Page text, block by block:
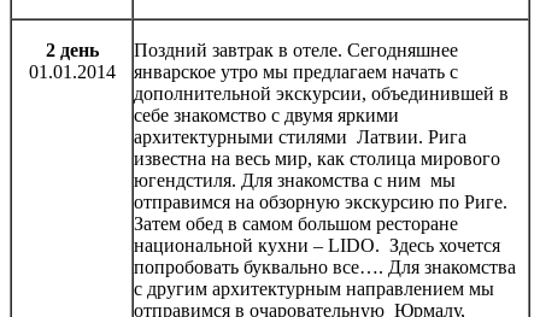
2 день
01.01.2014
Поздний завтрак в отеле. Сегодняшнее
январское утро мы предлагаем начать с
дополнительной экскурсии, объединившей в
себе знакомство с двумя яркими
архитектурными стилями Латвии. Рига
известна на весь мир, как столица мирового
югендстиля. Для знакомства с ним мы
отправимся на обзорную экскурсию по Риге.
Затем обед в самом большом ресторане
национальной кухни – LIDO. Здесь хочется
попробовать буквально все…. Для знакомства
с другим архитектурным направлением мы
отправимся в очаровательную Юрмалу,